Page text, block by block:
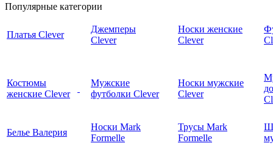
Популярные категории
Платья Clever
Джемперы
Clever
Носки женские
Clever
Костюмы
женские Clever
Мужские
футболки Clever
Носки мужские
Clever
Белье Валерия
Носки Mark
Formelle
Трусы Mark
Formelle